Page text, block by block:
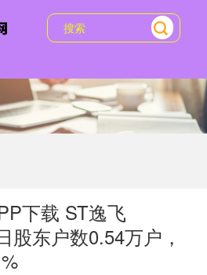
下载 ST逸飞
股东户数0.54万户，